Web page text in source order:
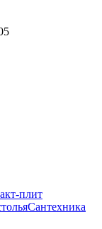
плит
Сантехника